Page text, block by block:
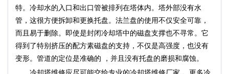
特。冷却水的入口和出口管被排列在塔体内。塔外部没有水
管，这很方便拆卸和更换托盘。法兰盘的使用不仅安全可靠，
而且易于删除。即使是封闭冷却塔中的磁盘支撑也不寻常。它
得到了特别挤压的配方素磁盘的支持，不仅是高强度，也没有
变形。管道的定位是准确的 ，并且没有托盘的磨损和腐蚀。
冷却塔维修应尽可能交给专业的冷却塔维修厂家， 更多冷